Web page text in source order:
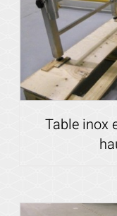
Table inox